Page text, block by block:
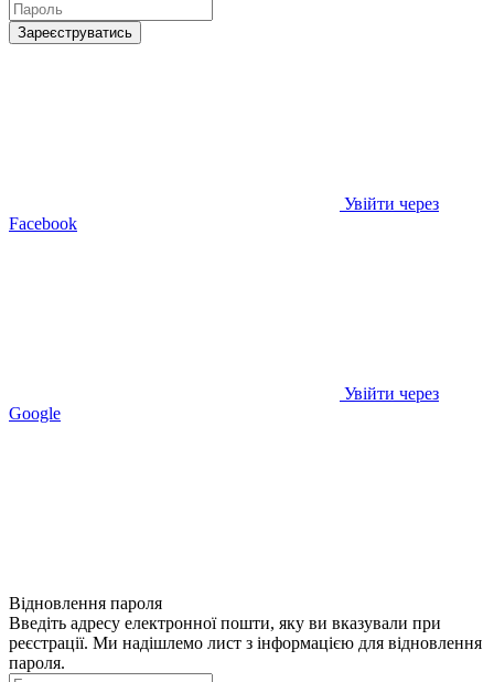
Зареєструватись
Увійти через
Facebook
Увійти через
Google
Відновлення пароля
Введіть адресу електронної пошти, яку ви вказували при
реєстрації. Ми надішлемо лист з інформацією для відновлення
пароля.